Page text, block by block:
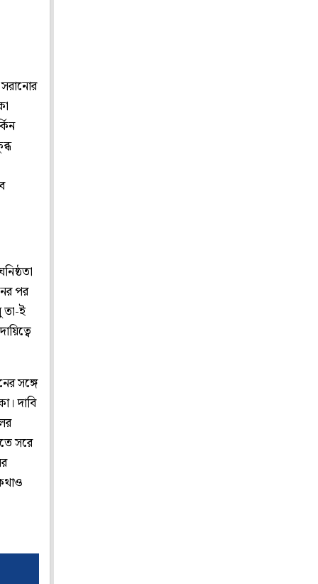
পর
তা-ই
সঙ্গে
দাবি
সরে